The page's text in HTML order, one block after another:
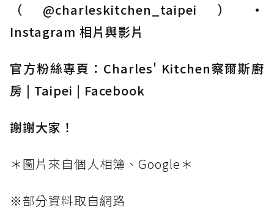
（@charleskitchen_taipei）•
Instagram 相片與影片
官方粉絲專頁： Charles' Kitchen察爾斯廚
房 | Taipei | Facebook
謝謝大家！
＊圖片來自個人相簿、Google＊
※部分資料取自網路